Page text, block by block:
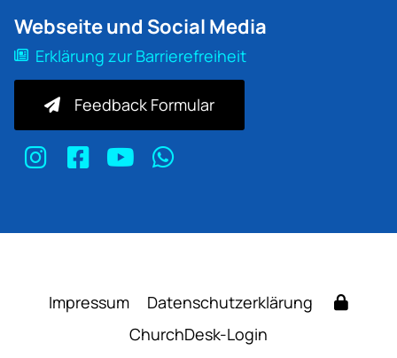
Webseite und Social Media
Erklärung zur Barrierefreiheit
Feedback Formular
Impressum
Datenschutzerklärung
ChurchDesk-Login